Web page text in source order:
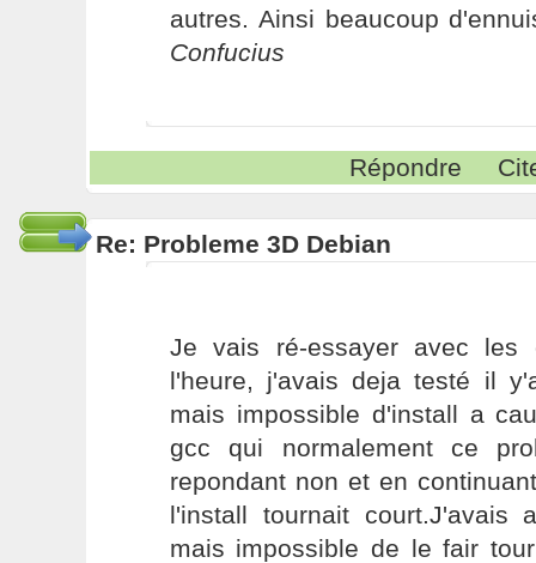
autres. Ainsi beaucoup
Confucius
Répondre
Re: Probleme 3D Debian
Je vais ré-essayer avec les
l'heure, j'avais deja testé il
mais impossible d'install a
gcc qui normalement ce
repondant non et en
l'install tournait court.J'avais
mais impossible de le fair